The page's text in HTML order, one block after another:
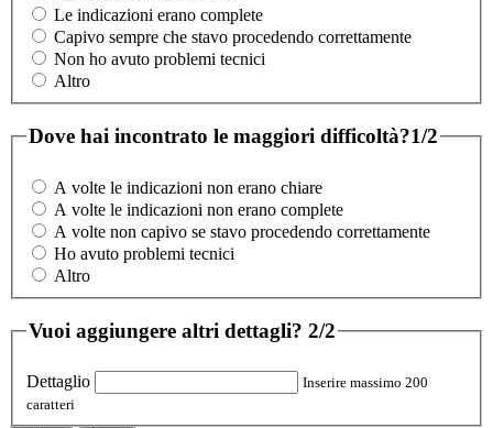
Le indicazioni erano complete
Capivo sempre che stavo procedendo correttamente
Non ho avuto problemi tecnici
Altro
Dove hai incontrato le maggiori difficoltà?1/2
A volte le indicazioni non erano chiare
A volte le indicazioni non erano complete
A volte non capivo se stavo procedendo correttamente
Ho avuto problemi tecnici
Altro
Vuoi aggiungere altri dettagli? 2/2
Dettaglio
Inserire massimo 200
caratteri